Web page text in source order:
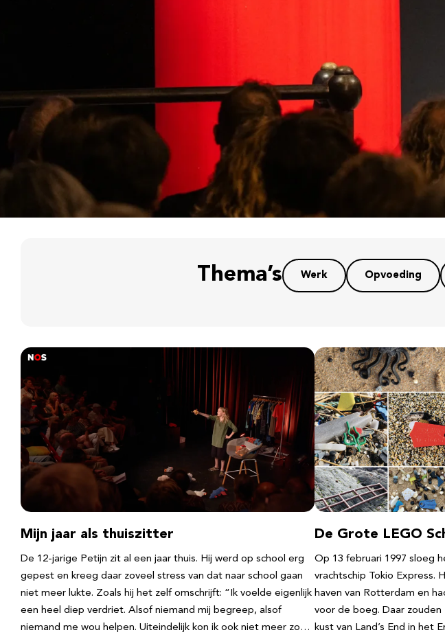
Thema’s Werk Opvoeding
Mijn jaar als thuiszitter
De 12-jarige Petijn zit al een jaar thuis. Hij werd op school erg
gepest en kreeg daar zoveel stress van dat naar school gaan
niet meer lukte. Zoals hij het zelf omschrijft: “Ik voelde eigenlijk
een heel diep verdriet. Alsof niemand mij begreep, alsof
niemand me wou helpen. Uiteindelijk kon ik ook niet meer zo…
De Grote LEGO
Op 13 februari 1997 sloeg
vrachtschip Tokio Express.
haven van Rotterdam en
voor de boeg. Daar
kust van Land’s End in het